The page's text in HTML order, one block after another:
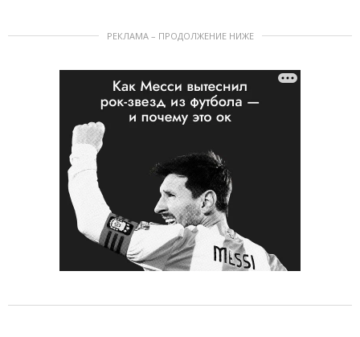
РЕКЛАМА – ПРОДОЛЖЕНИЕ НИЖЕ